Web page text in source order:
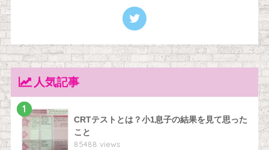
人気記事
1
CRTテストとは？小1息子の結果を見て思った
こと
85488 views